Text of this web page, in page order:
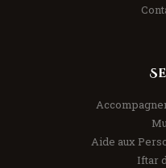
Aide aux
Iftar